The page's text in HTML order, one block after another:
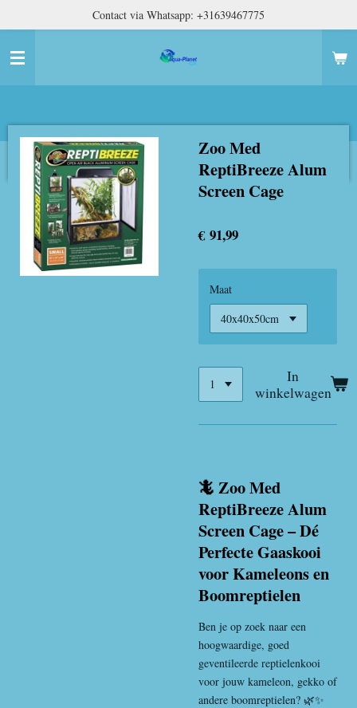
naar
hoofdinhoud
Contact via Whatsapp: +31639467775
Zoo Med
ReptiBreeze Alum
Screen Cage
€ 91,99
Maat
In
winkelwagen
🦎 Zoo Med
ReptiBreeze Alum
Screen Cage – Dé
Perfecte Gaaskooi
voor Kameleons en
Boomreptielen
Ben je op zoek naar een
hoogwaardige, goed
geventileerde reptielenkooi
voor jouw kameleon, gekko of
andere boomreptielen? 🌿✨